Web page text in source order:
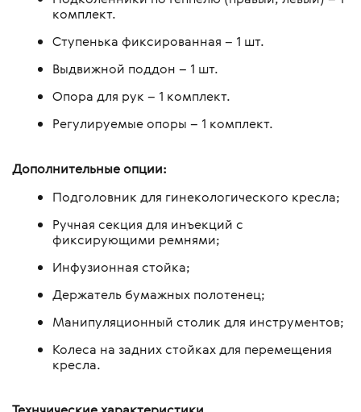
комплект.
Ступенька фиксированная – 1 шт.
Выдвижной поддон – 1 шт.
Опора для рук – 1 комплект.
Регулируемые опоры – 1 комплект.
Дополнительные опции:
Подголовник для гинекологического кресла;
Ручная секция для инъекций с
фиксирующими ремнями;
Инфузионная стойка;
Держатель бумажных полотенец;
Манипуляционный столик для инструментов;
Колеса на задних стойках для перемещения
кресла.